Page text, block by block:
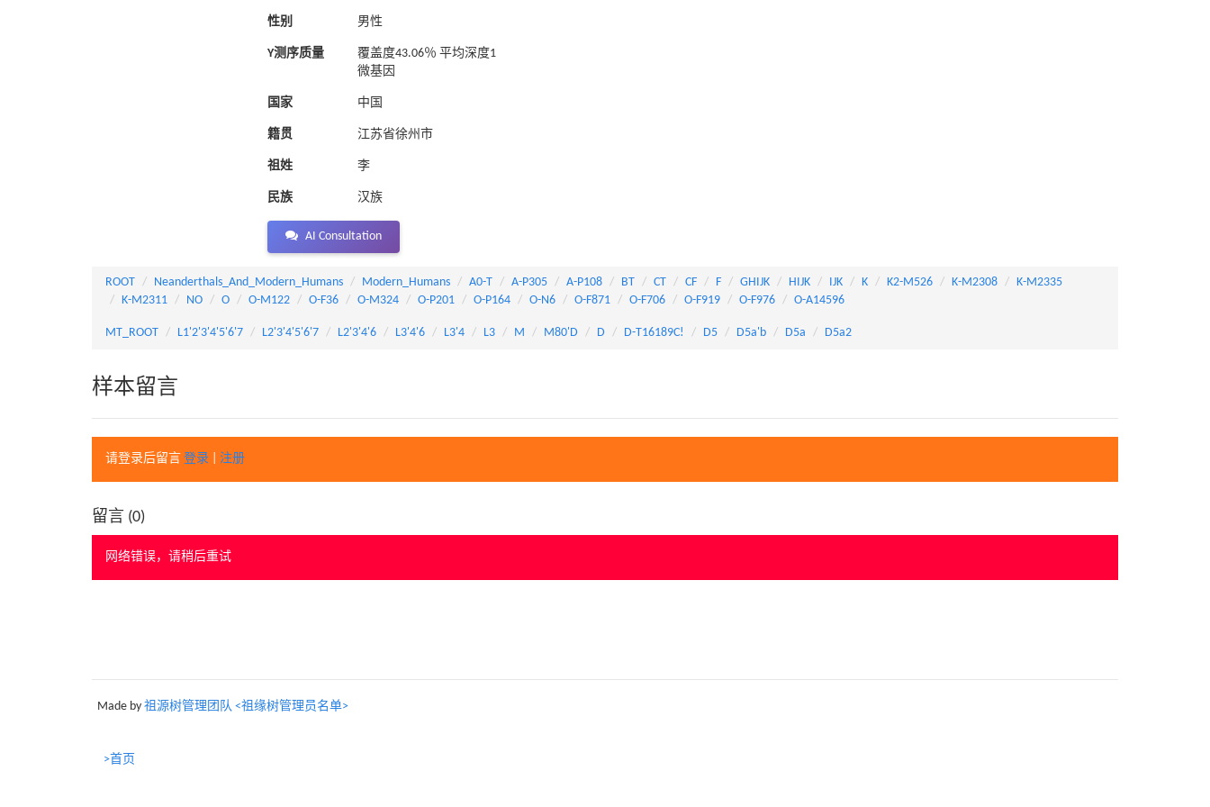
性别 男性
Y测序质量
覆盖度43.06％ 平均深度1
微基因
国家 中国
籍贯 江苏省徐州市
祖姓 李
民族 汉族
AI Consultation
ROOT Neanderthals_And_Modern_Humans Modern_Humans A0-T A-P305 A-P108 BT CT CF F GHIJK HIJK IJK K K2-M526 K-M2308
K-M2335
K-M2311
NO O O-M122 O-F36 O-M324 O-P201 O-P164 O-N6 O-F871 O-F706 O-F919 O-F976 O-A14596
MT_ROOT L1'2'3'4'5'6'7 L2'3'4'5'6'7 L2'3'4'6 L3'4'6 L3'4 L3 M M80'D D D-T16189C! D5 D5a'b D5a D5a2
样本留言
请登录后留言 登录 注册
留言 (0)
网络错误，请稍后重试
Made by 祖源树管理团队 <祖缘树管理员名单>
>首页